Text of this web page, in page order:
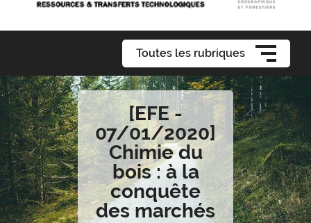
Toutes les rubriques
[EFE -
07/01/2020]
Chimie du
bois : à la
conquête
des marchés